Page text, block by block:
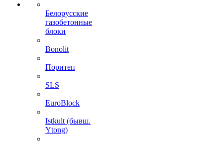
Белорусские
газобетонные
блоки
Bonolit
Поритеп
SLS
EuroBlock
Istkult (бывш.
Ytong)